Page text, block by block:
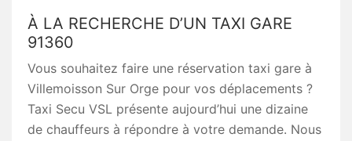
À LA RECHERCHE D’UN TAXI GARE
91360
Vous souhaitez faire une réservation taxi gare à
Villemoisson Sur Orge pour vos déplacements ?
Taxi Secu VSL présente aujourd’hui une dizaine
de chauffeurs à répondre à votre demande. Nous